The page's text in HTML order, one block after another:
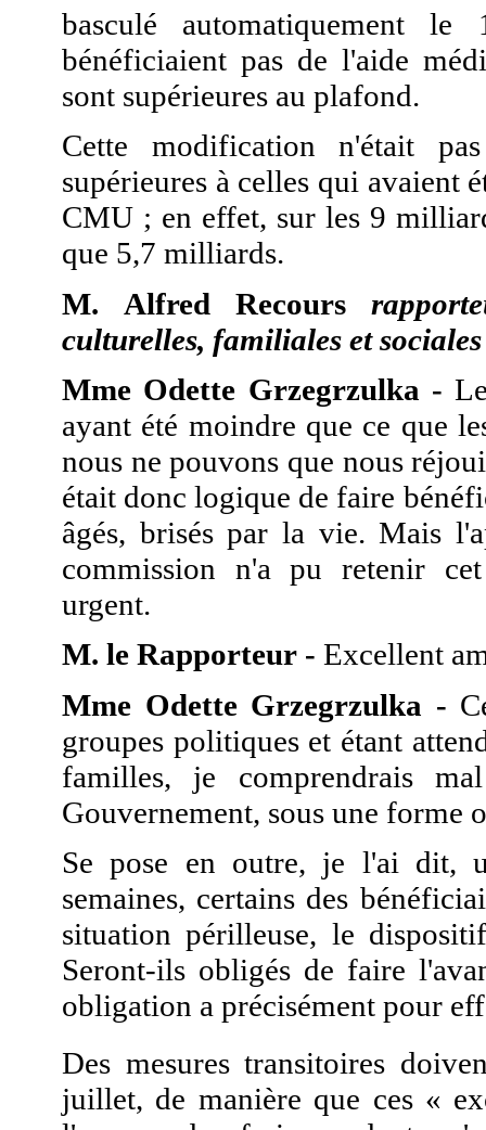
basculé automatiquement le
bénéficiaient pas de l'aide
sont supérieures au plafond.
Cette modification n'était
supérieures à celles qui avaient
CMU ; en effet, sur les 9
que 5,7 milliards.
M. Alfred Recours
culturelles, familiales et sociales
Mme Odette Grzegrzulka -
ayant été moindre que ce que
nous ne pouvons que nous
était donc logique de faire
âgés, brisés par la vie. Mais
commission n'a pu retenir
urgent.
M. le Rapporteur - Excellent
Mme Odette Grzegrzulka -
groupes politiques et étant
familles, je comprendrais
Gouvernement, sous une forme
Se pose en outre, je l'ai dit,
semaines, certains des
situation périlleuse, le
Seront-ils obligés de faire
obligation a précisément pour
Des mesures transitoires
juillet, de manière que ces «